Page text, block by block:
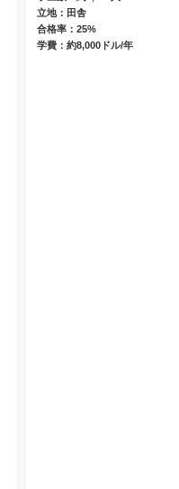
立地：田舎
合格率：25%
学費：約8,000ドル/年